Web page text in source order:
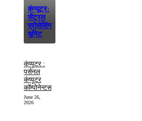
कंप्यूटर:
सेंट्रल
प्रोसेसिंग
यूनिट
कंप्यूटर :
पर्सनल
कंप्यूटर
कॉम्पोनेन्टस
June 26,
2026